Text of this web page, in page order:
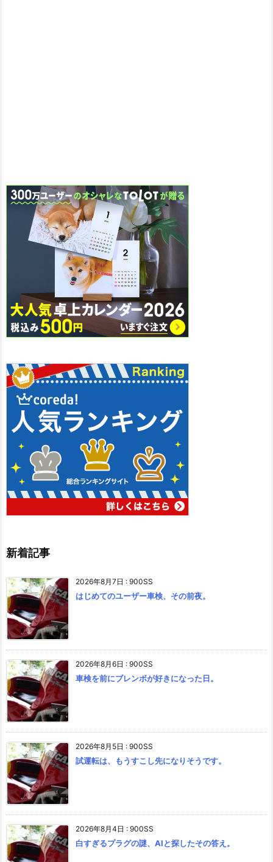
新着記事
2026年8月7日 : 900SS
はじめてのユーザー車検、その前夜。
2026年8月6日 : 900SS
車検を前にブレンボが好きになった日。
2026年8月5日 : 900SS
試運転は、もうすこし先になりそうです。
2026年8月4日 : 900SS
白すぎるプラグの謎、AIと探したその答え。